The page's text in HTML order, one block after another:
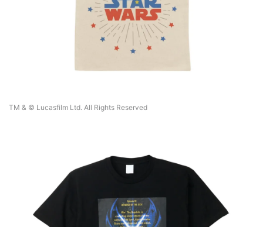
TM & © Lucasfilm Ltd. All Rights Reserved